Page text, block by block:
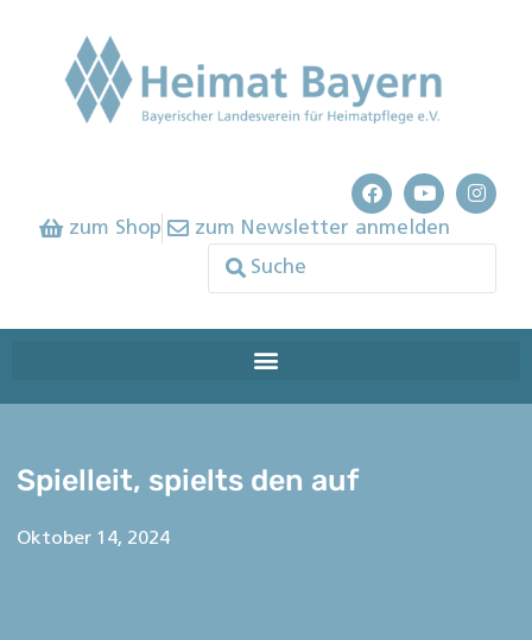
zum Shop zum Newsletter anmelden
Spielleit, spielts den auf
Oktober 14, 2024